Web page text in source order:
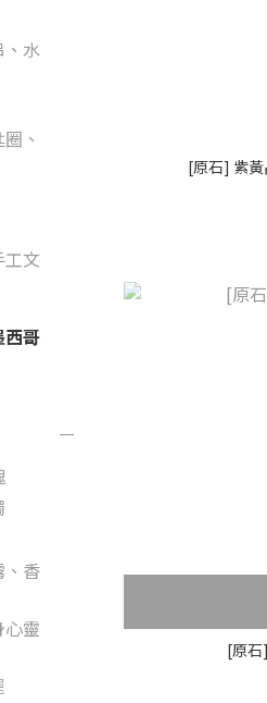
、水
、
工文
西哥
、香
靈
[原石] 紫
[原石